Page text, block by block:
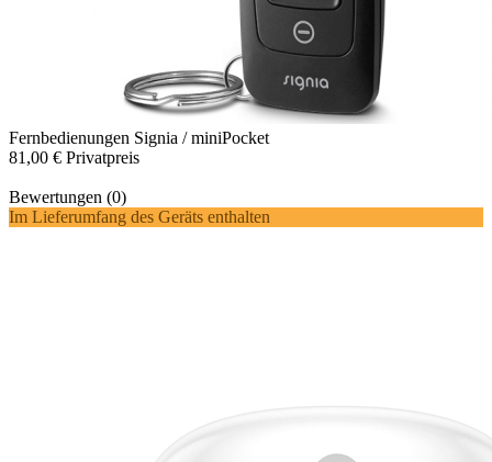
Fernbedienungen Signia / miniPocket
81,00 € Privatpreis
Bewertungen (0)
Im Lieferumfang des Geräts enthalten